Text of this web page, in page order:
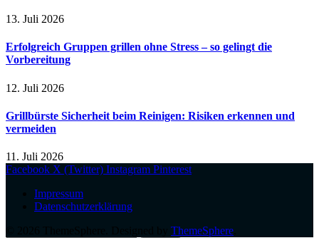
13. Juli 2026
Erfolgreich Gruppen grillen ohne Stress – so gelingt die
Vorbereitung
12. Juli 2026
Grillbürste Sicherheit beim Reinigen: Risiken erkennen und
vermeiden
11. Juli 2026
Facebook X (Twitter) Instagram Pinterest
Impressum
Datenschutzerklärung
ThemeSphere